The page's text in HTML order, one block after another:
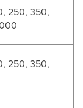
250, 350,
250, 350,